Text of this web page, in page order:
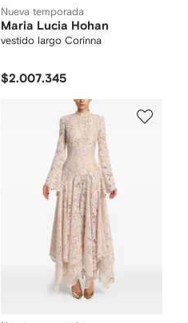
Nueva temporada
Maria Lucia Hohan
vestido largo Corinna
$2.007.345